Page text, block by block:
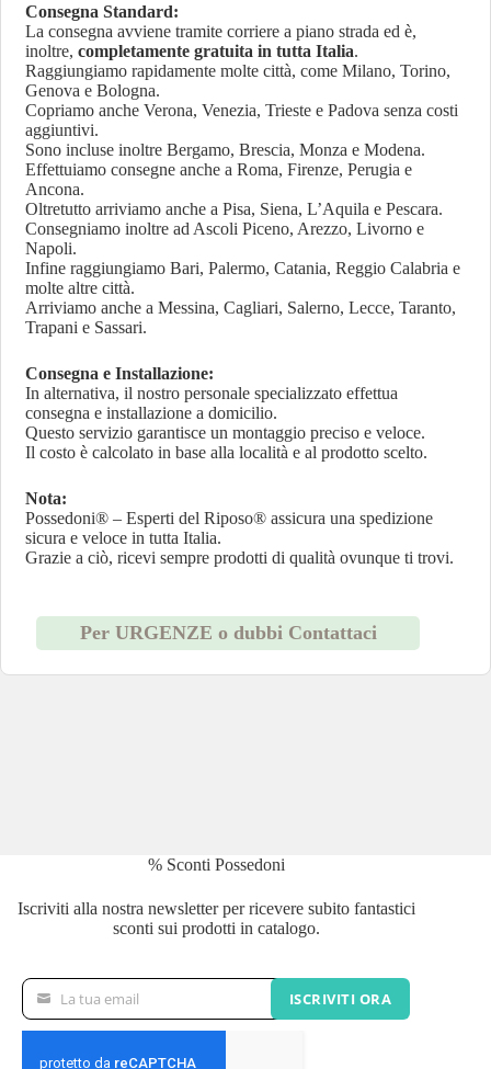
Consegna Standard:
La consegna avviene tramite corriere a piano strada ed è,
inoltre,completamente gratuita in tutta Italia.
Raggiungiamo rapidamente molte città, come Milano, Torino,
Genova e Bologna.
Copriamo anche Verona, Venezia, Trieste e Padova senza costi
aggiuntivi.
Sono incluse inoltre Bergamo, Brescia, Monza e Modena.
Effettuiamo consegne anche a Roma, Firenze, Perugia e
Ancona.
Oltretutto arriviamo anche a Pisa, Siena, L’Aquila e Pescara.
Consegniamo inoltre ad Ascoli Piceno, Arezzo, Livorno e
Napoli.
Infine raggiungiamo Bari, Palermo, Catania, Reggio Calabria e
molte altre città.
Arriviamo anche a Messina, Cagliari, Salerno, Lecce, Taranto,
Trapani e Sassari.
Consegna e Installazione:
In alternativa, il nostro personale specializzato effettua
consegna e installazione a domicilio.
Questo servizio garantisce un montaggio preciso e veloce.
Il costo è calcolato in base alla località e al prodotto scelto.
Nota:
Possedoni® – Esperti del Riposo® assicura una spedizione
sicura e veloce in tutta Italia.
Grazie a ciò, ricevi sempre prodotti di qualità ovunque ti trovi.
Per URGENZE o dubbi Contattaci
% Sconti Possedoni
Iscriviti alla nostra newsletter per ricevere subito fantastici
sconti sui prodotti in catalogo.
La
tua
La tua email ISCRIVITI ORA